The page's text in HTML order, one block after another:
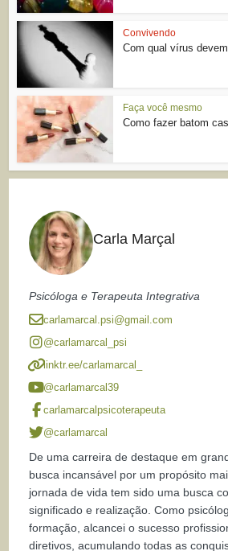
Convivendo
Com qual vírus
Faça você mesmo
Como fazer batom
Carla Marçal
Psicóloga e Terapeuta Integrativa
carlamarcal.psi@gmail.com
@carlamarcal_psi
linktr.ee/carlamarcal_
@carlamarcal39
carlamarcalpsicoterapeuta
@carlamarcal
De uma carreira de destaque em
busca incansável por um propósito
jornada de vida tem sido uma busca
significado e realização. Como
formação, alcancei o sucesso
diretivos, acumulando todas as